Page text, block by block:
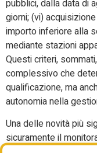
pubblici, dalla data di
giorni; (vi)
importo inferiore alla
mediante stazioni
Questi criteri,
complessivo che
qualificazione, ma
autonomia nella
Una delle novità più
sicuramente il